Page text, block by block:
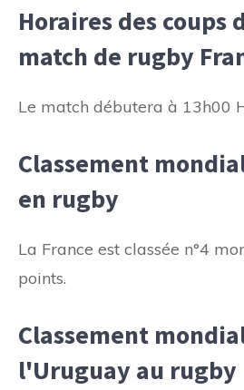
Horaires des coups
match de rugby
Le match débutera à 13h00
Classement
en rugby
La France est classée n°4
points.
Classement
l'Uruguay au rugby